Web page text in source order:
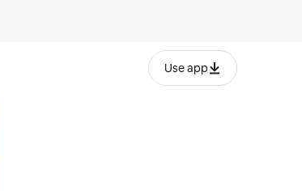
Use app